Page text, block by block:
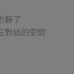
靜了
對話的空間